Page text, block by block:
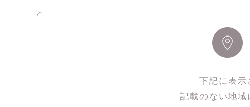
下記に表示
記載のない地域